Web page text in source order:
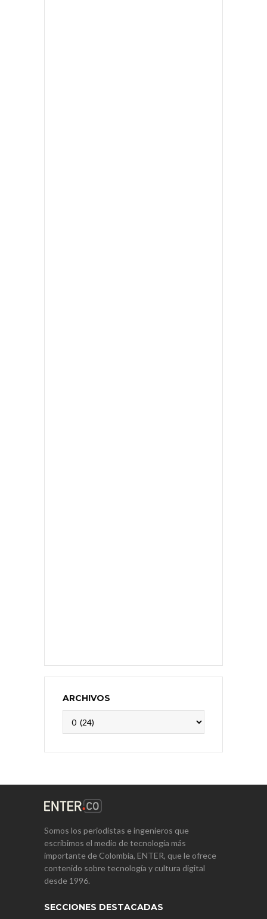
ARCHIVOS
Somos los periodistas e ingenieros que
escribimos el medio de tecnología más
importante de Colombia, ENTER, que le ofrece
contenido sobre tecnología y cultura digital
desde 1996.
SECCIONES DESTACADAS